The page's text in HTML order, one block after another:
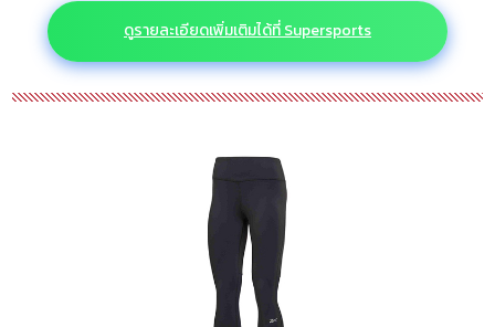
ดูรายละเอียดเพิ่มเติมได้ที่ Supersports